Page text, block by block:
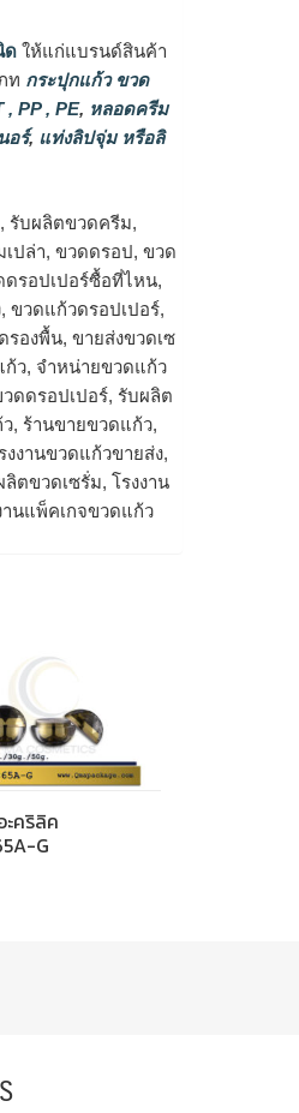
ด ให้แก่แบรนด์สินค้า
ท กระปุกแก้ว ขวด
, PP , PE, หลอดครีม
อร์, แท่งลิปจุ่ม หรือลิ
รับผลิตขวดครีม,
ปล่า, ขวดดรอป, ขวด
ดรอปเปอร์ซื้อที่ไหน,
ขวดแก้วดรอปเปอร์,
รองพื้น, ขายส่งขวดเซ
ก้ว, จำหน่ายขวดแก้ว
ดดรอปเปอร์, รับผลิต
, ร้านขายขวดแก้ว,
งานขวดแก้วขายส่ง,
ตขวดเซรั่ม, โรงงาน
านแพ็คเกจขวดแก้ว
ะคริลิค
G